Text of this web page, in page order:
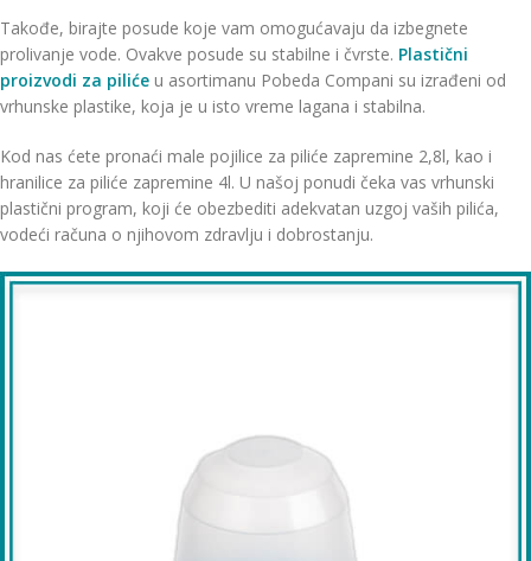
Takođe, birajte posude koje vam omogućavaju da izbegnete
prolivanje vode. Ovakve posude su stabilne i čvrste. Plastični
proizvodi za piliće u asortimanu Pobeda Compani su izrađeni od
vrhunske plastike, koja je u isto vreme lagana i stabilna.
Kod nas ćete pronaći male pojilice za piliće zapremine 2,8l, kao i
hranilice za piliće zapremine 4l. U našoj ponudi čeka vas vrhunski
plastični program, koji će obezbediti adekvatan uzgoj vaših pilića,
vodeći računa o njihovom zdravlju i dobrostanju.